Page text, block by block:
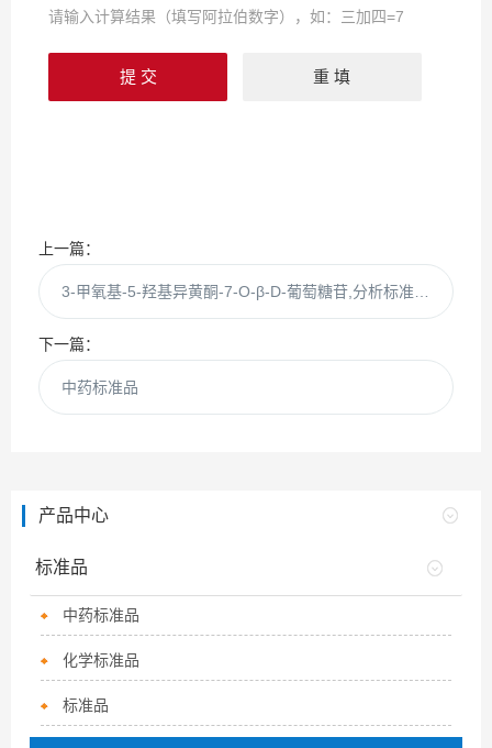
请输入计算结果（填写阿拉伯数字），如：三加四=7
上一篇：
下一篇：
中药标准品
产品中心
标准品
中药标准品
化学标准品
标准品